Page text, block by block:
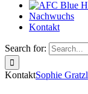
Nachwuchs
Kontakt
Search for:
KontaktSophie Gratzl